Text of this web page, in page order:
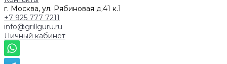
г. Москва, ул. Рябиновая д.41 к.1
+7 925 777 7211
info@grillguru.ru
Личный кабинет